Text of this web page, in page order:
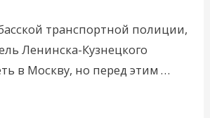
транспортной полиции,
Ленинска-Кузнецкого
в Москву, но перед этим …